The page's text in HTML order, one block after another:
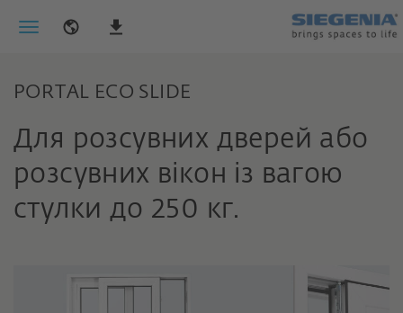
PORTAL ECO SLIDE
Для розсувних дверей або
розсувних вікон із вагою
стулки до 250 кг.